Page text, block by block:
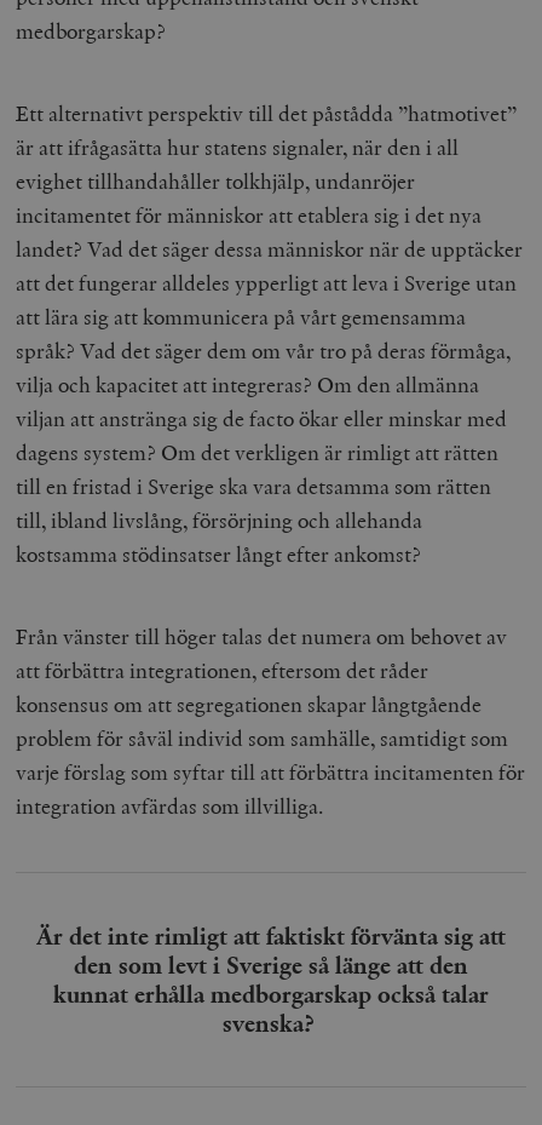
medborgarskap?
Ett alternativt perspektiv till det påstådda ”hatmotivet”
är att ifrågasätta hur statens signaler, när den i all
evighet tillhandahåller tolkhjälp, undanröjer
incitamentet för människor att etablera sig i det nya
landet? Vad det säger dessa människor när de upptäcker
att det fungerar alldeles ypperligt att leva i Sverige utan
att lära sig att kommunicera på vårt gemensamma
språk? Vad det säger dem om vår tro på deras förmåga,
vilja och kapacitet att integreras? Om den allmänna
viljan att anstränga sig de facto ökar eller minskar med
dagens system? Om det verkligen är rimligt att rätten
till en fristad i Sverige ska vara detsamma som rätten
till, ibland livslång, försörjning och allehanda
kostsamma stödinsatser långt efter ankomst?
Från vänster till höger talas det numera om behovet av
att förbättra integrationen, eftersom det råder
konsensus om att segregationen skapar långtgående
problem för såväl individ som samhälle, samtidigt som
varje förslag som syftar till att förbättra incitamenten för
integration avfärdas som illvilliga.
Är det inte rimligt att faktiskt förvänta sig att
den som levt i Sverige så länge att den
kunnat erhålla medborgarskap också talar
svenska?